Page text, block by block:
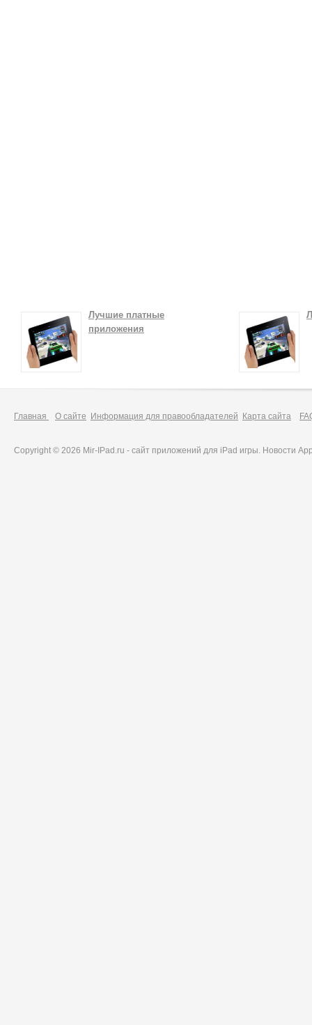
Лучшие платные
приложения
Главная О сайте Информация для правообладателей Карта сайта
Copyright © 2026 Mir-IPad.ru - сайт приложений для iPad игры. Новости